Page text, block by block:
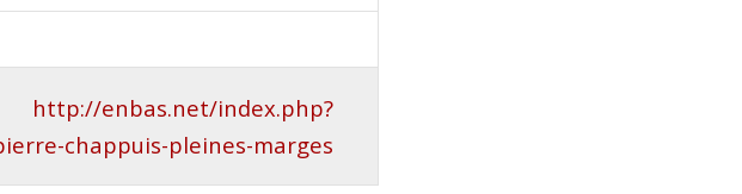
http://enbas.net/index.php?
chappuis-pleines-marges